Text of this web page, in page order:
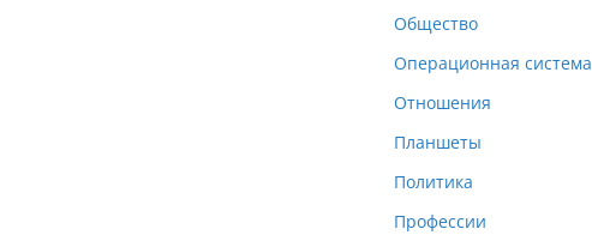
Общество
Операционная система
Отношения
Планшеты
Политика
Профессии